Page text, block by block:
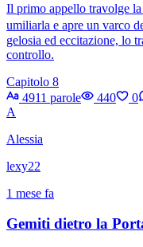
Il primo appello travolge la
umiliarla e apre un varco
gelosia ed eccitazione, lo
controllo.
Capitolo 8
4911 parole
440 0
A
Alessia
lexy22
1 mese fa
Gemiti dietro la